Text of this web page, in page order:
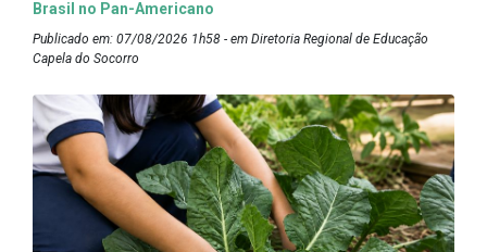
Brasil no Pan-Americano
Publicado em: 07/08/2026 1h58 - em Diretoria Regional de Educação
Capela do Socorro